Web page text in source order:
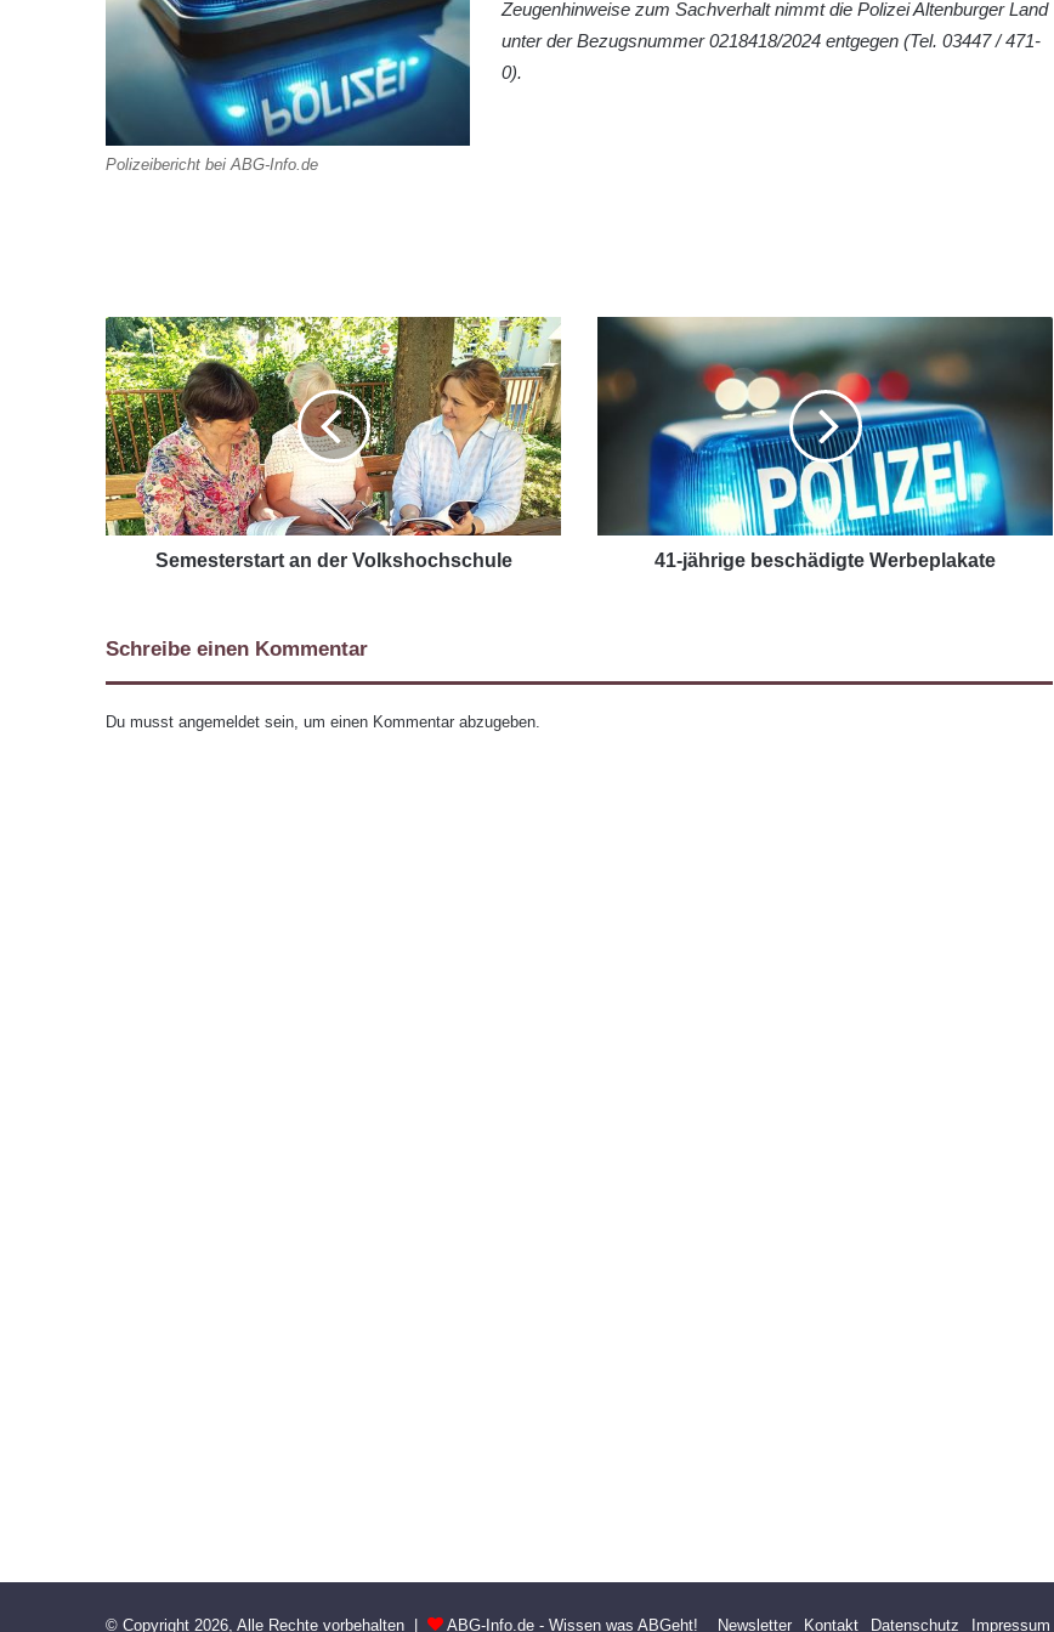
Polizeibericht bei ABG-Info.de
Zeugenhinweise zum Sachverhalt nimmt die Polizei Altenburger Land
unter der Bezugsnummer 0218418/2024 entgegen (Tel. 03447 / 471-
0).
Semesterstart an der Volkshochschule 41-jährige beschädigte Werbeplakate
Schreibe einen Kommentar
Du musst angemeldet sein, um einen Kommentar abzugeben.
© Copyright 2026, Alle Rechte vorbehalten | ABG-Info.de - Wissen was ABGeht! Newsletter Kontakt Datenschutz Impressum